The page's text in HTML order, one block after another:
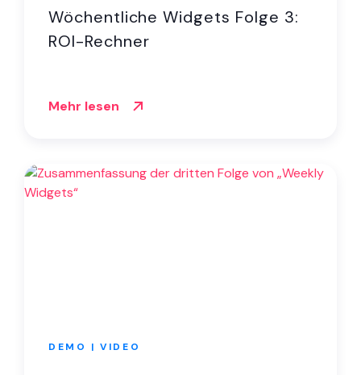
Wöchentliche Widgets Folge 3:
ROI-Rechner
Mehr lesen
DEMO | VIDEO